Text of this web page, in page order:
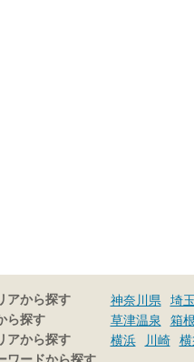
アから探す 神奈川県 埼
ら探す 草津温泉 箱根
アから探す 横浜 川崎